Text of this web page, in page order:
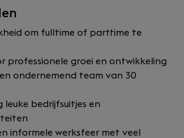
om fulltime of parttime te
professionele groei en ontwikkeling
ondernemend team van 30
leuke bedrijfsuitjes en
informele werksfeer met veel